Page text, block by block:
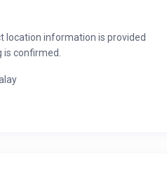
ร 100-200 เมตร
location information is provided
confirmed.